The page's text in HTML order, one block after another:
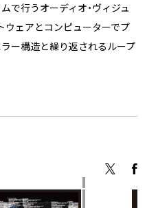
で行うオーディオ・ヴィジュ
ウェアとコンピューターでプ
ー構造と繰り返されるループ